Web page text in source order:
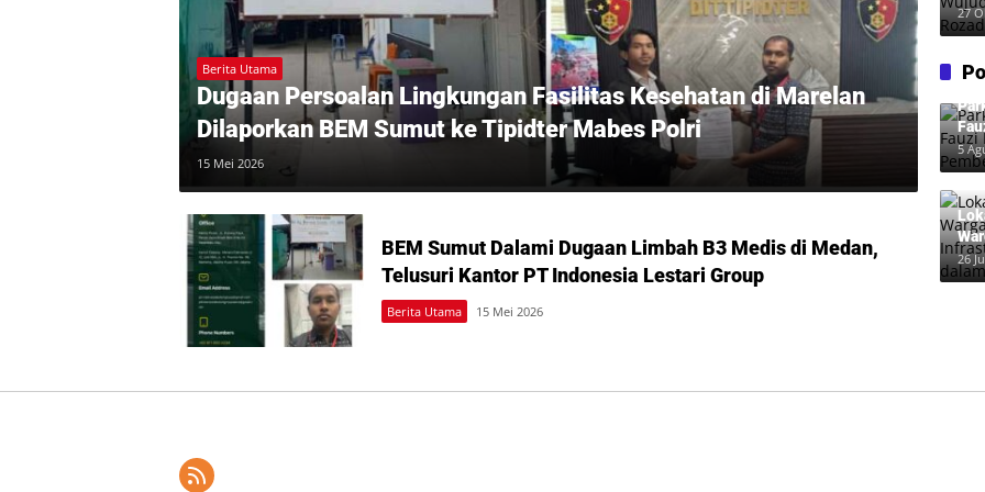
Berita Utama
Dugaan Persoalan Lingkungan Fasilitas Kesehatan di Marelan
Dilaporkan BEM Sumut ke Tipidter Mabes Polri
15 Mei 2026
BEM Sumut Dalami Dugaan Limbah B3 Medis di Medan,
Telusuri Kantor PT Indonesia Lestari Group
Berita Utama 15 Mei 2026
27
5
26